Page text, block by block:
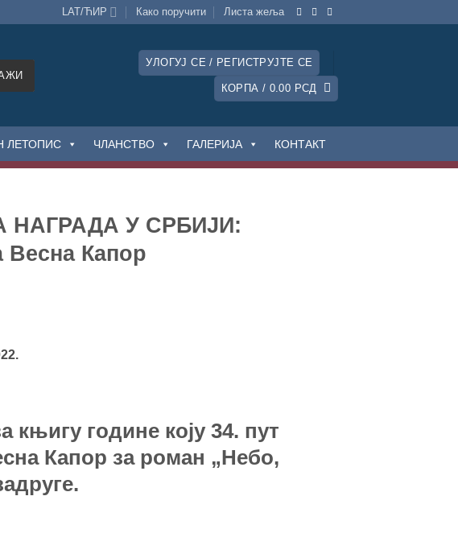
LAT/ЋИР Како поручити Листa жеља
УЛОГУЈ СЕ / РЕГИСТРУЈТЕ СЕ
КОРПА / 0.00 РСД
ЛЕТОПИС ЧЛАНСТВО ГАЛЕРИЈА КОНТАКТ
У СРБИЈИ:
Капор
године коју 34. пут
Капор за роман „Небо,